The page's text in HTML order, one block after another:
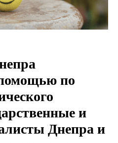
по
и
Днепра и